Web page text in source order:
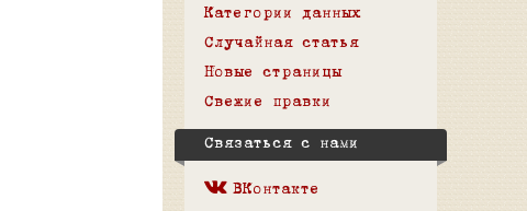
Категории данных
Случайная статья
Новые страницы
Свежие правки
Связаться с нами
ВКонтакте